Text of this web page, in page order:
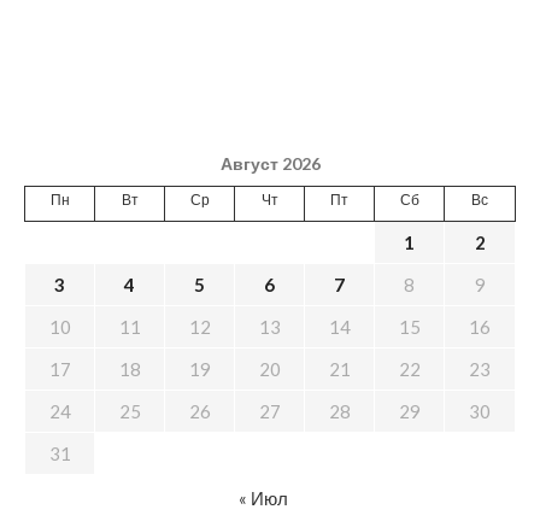
Август 2026
Пн Вт Ср Чт Пт Сб Вс
1
2
3
4 5 6 7 8
9
10
11 12 13 14 15
16
17
18 19 20 21 22
23
24
25 26 27 28 29
30
31
« Июл